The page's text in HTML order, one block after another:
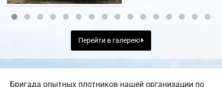
Перейти в галерею
Бригада опытных плотников нашей организации по